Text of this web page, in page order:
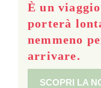
È un
porterà
nemmeno
arrivare.
SCOPRI LA